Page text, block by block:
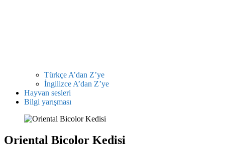
Türkçe A’dan Z’ye
İngilizce A’dan Z’ye
Hayvan sesleri
Bilgi yarışması
Oriental Bicolor Kedisi